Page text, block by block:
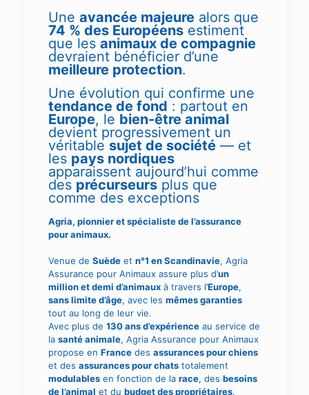
Une avancée majeurealors que
74 % des Européensestiment
que les animaux de compagnie
devraient bénéficier d’une
meilleure protection.
Une évolution qui confirme une
tendance de fond : partout en
Europe, le bien-être animal
devient progressivement un
véritable sujet de société— et
les pays nordiques
apparaissent aujourd’hui comme
des précurseursplus que
comme des exceptions
Agria, pionnier et spécialiste de l’assurance
pour animaux.
Venue de Suèdeet n°1 en Scandinavie, Agria
Assurance pour Animaux assure plus d’un
million et demi d’animauxà travers l’Europe,
sans limite d’âge, avec les mêmes garanties
tout au long de leur vie.
Avec plus de 130 ans d’expérienceau service de
la santé animale, Agria Assurance pour Animaux
propose en Francedes assurances pour chiens
et des assurances pour chatstotalement
modulablesen fonction de la race, des besoins
de l’animal et du budget des propriétaires.